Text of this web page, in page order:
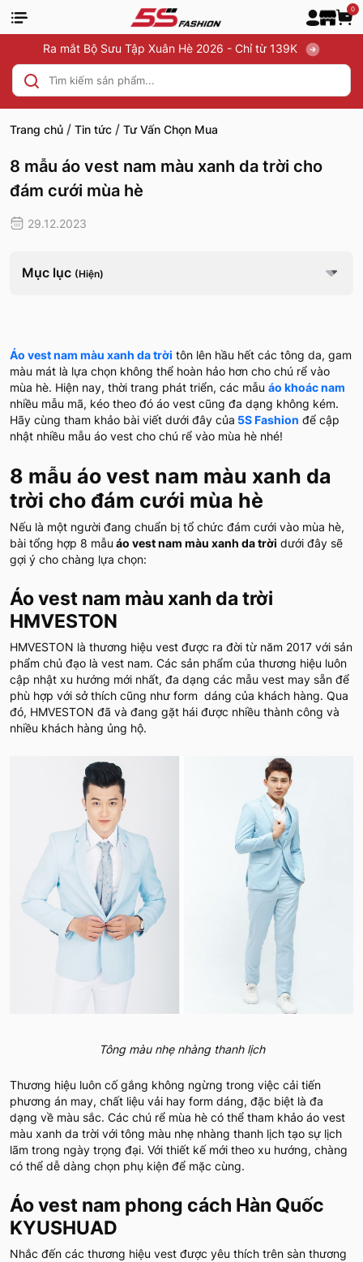
0
Ra mắt Bộ Sưu Tập Xuân Hè 2026 - Chỉ từ 139K
Trang chủ / Tin tức / Tư Vấn Chọn Mua
8 mẫu áo vest nam màu xanh da trời cho
đám cưới mùa hè
29.12.2023
Mục lục (Hiện)
Áo vest nam màu xanh da trời tôn lên hầu hết các tông da, gam
màu mát là lựa chọn không thể hoàn hảo hơn cho chú rể vào
mùa hè. Hiện nay, thời trang phát triển, các mẫu áo khoác nam
nhiều mẫu mã, kéo theo đó áo vest cũng đa dạng không kém.
Hãy cùng tham khảo bài viết dưới đây của 5S Fashion để cập
nhật nhiều mẫu áo vest cho chú rể vào mùa hè nhé!
8 mẫu áo vest nam màu xanh da
trời cho đám cưới mùa hè
Nếu là một người đang chuẩn bị tổ chức đám cưới vào mùa hè,
bài tổng hợp 8 mẫu áo vest nam màu xanh da trời dưới đây sẽ
gợi ý cho chàng lựa chọn:
Áo vest nam màu xanh da trời
HMVESTON
HMVESTON là thương hiệu vest được ra đời từ năm 2017 với sản
phẩm chủ đạo là vest nam. Các sản phẩm của thương hiệu luôn
cập nhật xu hướng mới nhất, đa dạng các mẫu vest may sẵn để
phù hợp với sở thích cũng như form dáng của khách hàng. Qua
đó, HMVESTON đã và đang gặt hái được nhiều thành công và
nhiều khách hàng ủng hộ.
Tông màu nhẹ nhàng thanh lịch
Thương hiệu luôn cố gắng không ngừng trong việc cải tiến
phương án may, chất liệu vải hay form dáng, đặc biệt là đa
dạng về màu sắc. Các chú rể mùa hè có thể tham khảo áo vest
màu xanh da trời với tông màu nhẹ nhàng thanh lịch tạo sự lịch
lãm trong ngày trọng đại. Với thiết kế mới theo xu hướng, chàng
có thể dễ dàng chọn phụ kiện để mặc cùng.
Áo vest nam phong cách Hàn Quốc
KYUSHUAD
Nhắc đến các thương hiệu vest được yêu thích trên sàn thương